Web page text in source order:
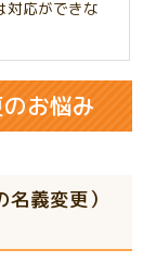
対応ができな
お悩み
義変更）